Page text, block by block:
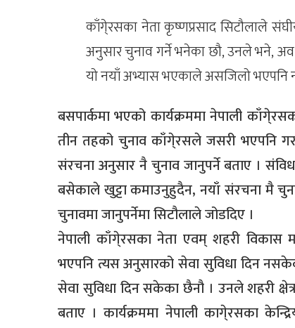
काँगे्रसका नेता कृष्णप्रसाद सिटौलाले
अनुसार चुनाव गर्ने भनेका छौ, उनले भने,
यो नयाँ अभ्यास भएकाले असजिलो भएपनि
बसपार्कमा भएको कार्यक्रममा नेपाली
तीन तहको चुनाव काँगे्रसले जसरी भएपनि
संरचना अनुसार नै चुनाव जानुपर्ने बताए ।
बसेकाले खुट्टा कमाउनुहुदैन, नयाँ संरचना मै
चुनावमा जानुपर्नेमा सिटौलाले जोडदिए ।
नेपाली काँगे्रसका नेता एवम् शहरी विकास
भएपनि त्यस अनुसारको सेवा सुविधा दिन
सेवा सुविधा दिन सकेका छैनौ । उनले शहरी
बताए । कार्यक्रममा नेपाली कागे्रसका